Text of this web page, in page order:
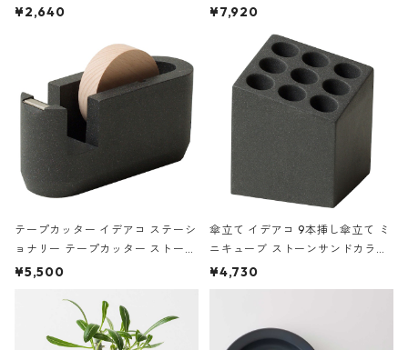
ハードカバー 罫線 ヴァン・ゴッホ
¥2,640
urniture WALL Table B5 ネイビー
¥7,920
テープカッター イデアコ ステーシ
ョナリー テープカッター ストーン
サンドカラー 石調 ideaco Station
¥5,500
傘立て イデアコ 9本挿し傘立て ミ
ニキューブ ストーンサンドカラー
石調 ideaco Umbrella Stand CUB
E ストーンサンドブラック
¥4,730